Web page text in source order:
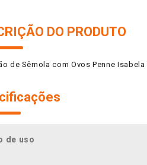
DO PRODUTO
de Sêmola com Ovos Penne Isabela
de uso